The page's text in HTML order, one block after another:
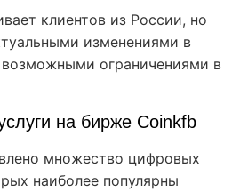
клиентов из России, но
изменениями в
возможными ограничениями в
на бирже Coinkfb
множество цифровых
наиболее популярны